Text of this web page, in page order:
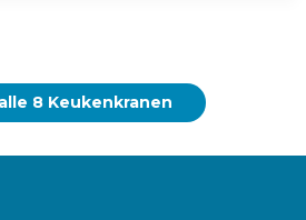
8 Keukenkranen